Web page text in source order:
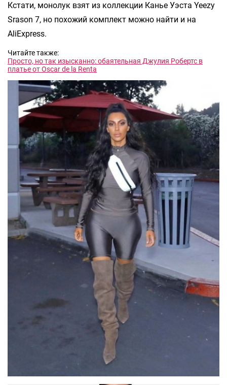
Кстати, монолук взят из коллекции Канье Уэста Yeezy
Srason 7, но похожий комплект можно найти и на
AliExpress.
Читайте также:
Просто, но так изысканно: обаятельная Джулия Робертс в
платье от Oscar de la Renta